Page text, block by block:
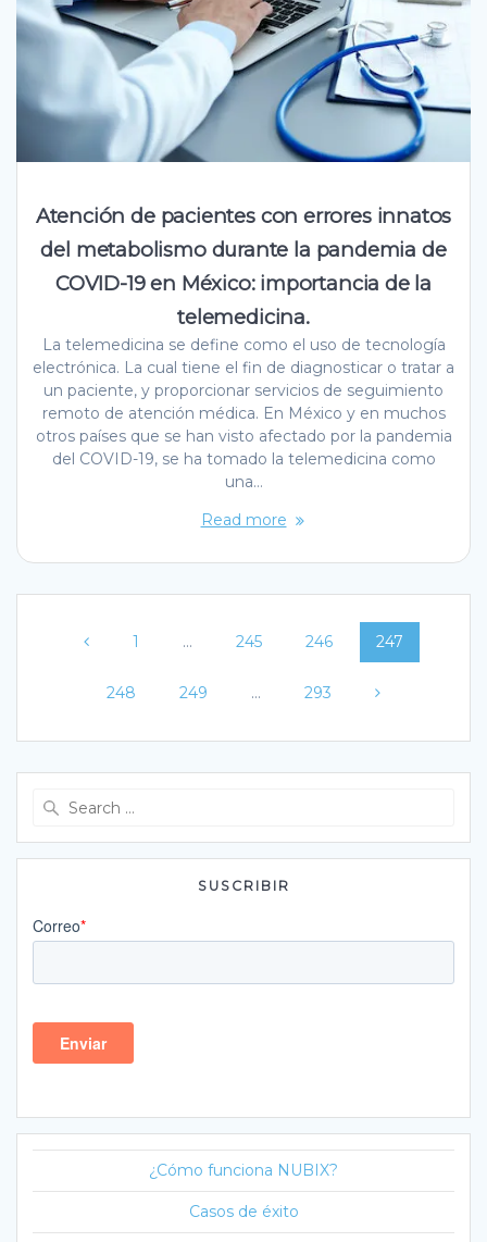
Atención de pacientes con errores innatos
del metabolismo durante la pandemia de
COVID-19 en México: importancia de la
telemedicina.
La telemedicina se define como el uso de tecnología
electrónica. La cual tiene el fin de diagnosticar o tratar a
un paciente, y proporcionar servicios de seguimiento
remoto de atención médica. En México y en muchos
otros países que se han visto afectado por la pandemia
del COVID-19, se ha tomado la telemedicina como
una…
Read more
navigation
Page
1 … Page
245 Page
246 Page
247
Page
248 Page
249 … Page
293
SUSCRIBIR
¿Cómo funciona NUBIX?
Casos de éxito